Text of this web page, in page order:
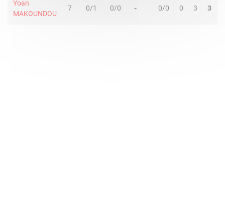
Yoan
MAKOUNDOU
7 0/1 0/0 - 0/0 0 3 3